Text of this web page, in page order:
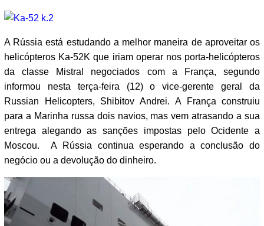
A Rússia está estudando a melhor maneira de aproveitar os
helicópteros Ka-52K que iriam operar nos porta-helicópteros
da classe Mistral negociados com a França, segundo
informou nesta terça-feira (12) o vice-gerente geral da
Russian Helicopters, Shibitov Andrei. A França construiu
para a Marinha russa dois navios, mas vem atrasando a sua
entrega alegando as sanções impostas pelo Ocidente a
Moscou. A Rússia continua esperando a conclusão do
negócio ou a devolução do dinheiro.